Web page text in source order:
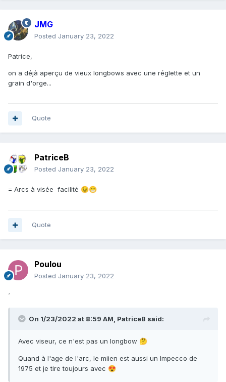
JMG
Posted January 23, 2022
Patrice,
on a déjà aperçu de vieux longbows avec une réglette et un
grain d'orge...
Quote
PatriceB
Posted January 23, 2022
= Arcs à visée facilité 😉😁
Quote
Poulou
Posted January 23, 2022
´
On 1/23/2022 at 8:59 AM, PatriceB said:
Avec viseur, ce n'est pas un longbow 🤔
Quand à l'age de l'arc, le miien est aussi un Impecco de
1975 et je tire toujours avec 😍